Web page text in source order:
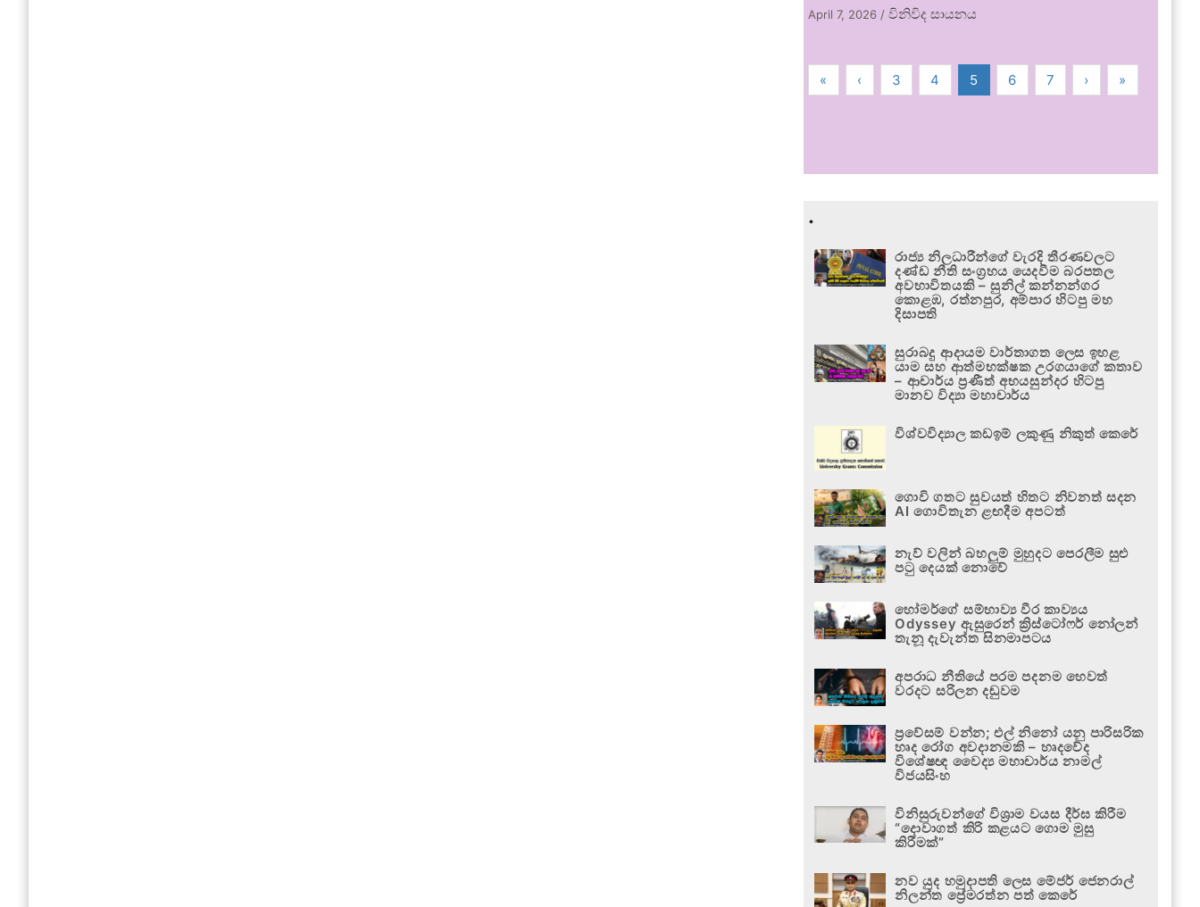
April 7, 2026 /විනිවිද සායනය
« ‹ 3 4 5 6 7 › »
.
රාජ්‍ය නිලධාරීන්ගේ වැරදි තීරණවලට
දණ්ඩ නීති සංග්‍රහය යෙදවීම බරපතල
අවභාවිතයකි – සුනිල් කන්නන්ගර
කොළඹ, රත්නපුර, අම්පාර හිටපු මහ
දිසාපති
සුරාබදු ආදායම වාර්තාගත ලෙස ඉහළ
යාම සහ ආත්මභක්ෂක උරගයාගේ කතාව
– ආචාර්ය ප්‍රණීත් අභයසුන්දර හිටපු
මානව විද්‍යා මහාචාර්ය
විශ්වවිද්‍යාල කඩඉම් ලකුණු නිකුත් කෙරේ
ගොවි ගතට සුවයත් හිතට නිවනත් සදන
AI ගොවිතැන ළඟදීම අපටත්
නැව් වලින් බහලුම් මුහුදට පෙරලීම සුළු
පටු දෙයක් නොවේ
හෝමර්ගේ සම්භාව්‍ය වීර කාව්‍යය
Odyssey ඇසුරෙන් ක්‍රිස්ටෝෆර් නෝලන්
තැනූ දැවැන්ත සිනමාපටය
අපරාධ නීතියේ පරම පදනම හෙවත්
වරදට සරිලන දඬුවම
ප්‍රවේසම් වන්න; එල් නිනෝ යනු පාරිසරික
හෘද රෝග අවදානමකි – හෘදවේද
විශේෂඥ වෛද්‍ය මහාචාර්ය නාමල්
විජයසිංහ
විනිසුරුවන්ගේ විශ්‍රාම වයස දීර්ඝ කිරීම
“දොවාගත් කිරි කළයට ගොම මුසු
කිරීමක්”
නව යුද හමුදාපති ලෙස මේජර් ජෙනරාල්
නිලන්ත ප්‍රේමරත්න පත් කෙරේ